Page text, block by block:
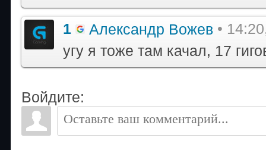
1 Александр Вожев •
угу я тоже там качал, 17
Войдите: